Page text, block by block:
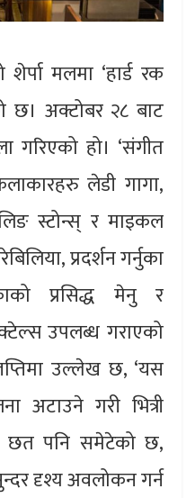
शेर्पा मलमा ‘हार्ड रक
छ। अक्टोबर २८ बाट
गरिएको हो। ‘संगीत
लेडी गागा,
स्टोन्स् र माइकल
प्रदर्शन गर्नुका
प्रसिद्ध मेनु र
उपलब्ध गराएको
उल्लेख छ, ‘यस
अटाउने गरी भित्री
छत पनि समेटेको छ,
दृश्य अवलोकन गर्न